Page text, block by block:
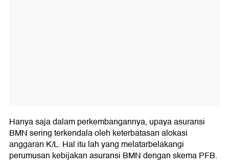
Hanya saja dalam perkembangannya, upaya asuransi
BMN sering terkendala oleh keterbatasan alokasi
anggaran K/L. Hal itu lah yang melatarbelakangi
perumusan kebijakan asuransi BMN dengan skema PFB.